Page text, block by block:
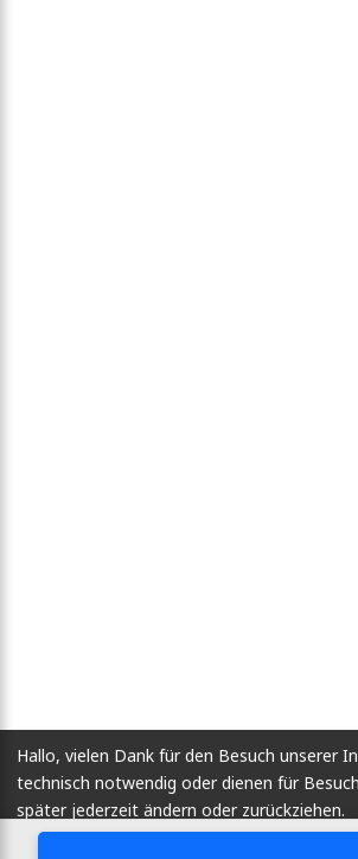
Hallo, vielen Dank für den Besuch unserer
technisch notwendig oder dienen für
später jederzeit ändern oder zurückziehen.